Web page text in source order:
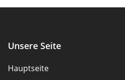
Unsere Seite
Hauptseite